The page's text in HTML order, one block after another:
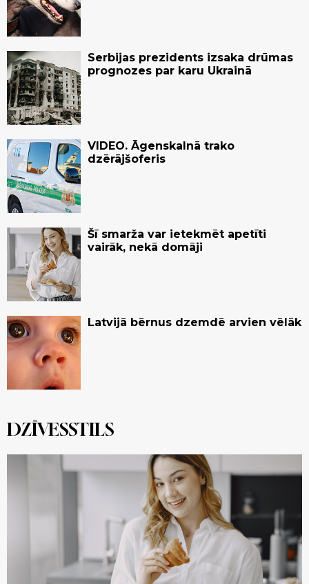
Serbijas prezidents izsaka drūmas
prognozes par karu Ukrainā
VIDEO. Āgenskalnā trako
dzērājšoferis
Šī smarža var ietekmēt apetīti
vairāk, nekā domāji
Latvijā bērnus dzemdē arvien vēlāk
DZĪVESSTILS